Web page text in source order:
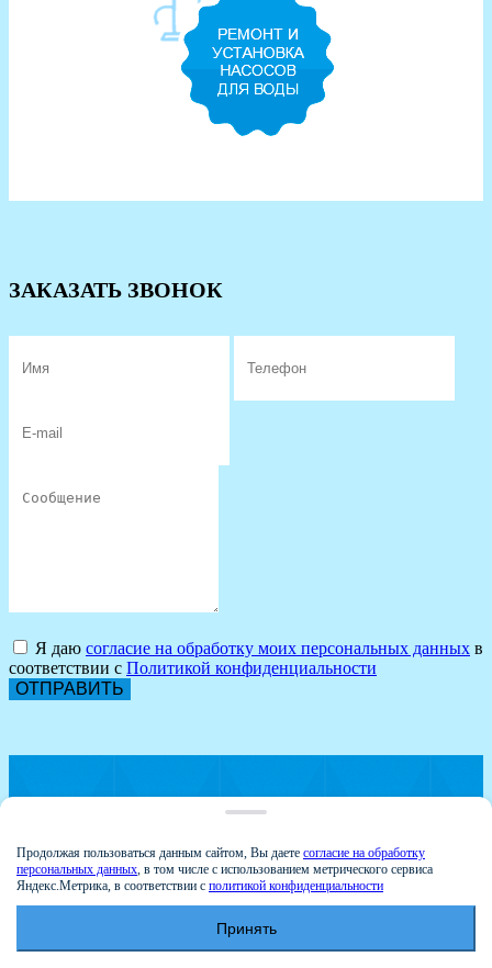
ЗАКАЗАТЬ ЗВОНОК
Я даю согласие на обработку моих персональных данных в
соответствии с Политикой конфиденциальности
ОТПРАВИТЬ
г. Оренбург, ул.Транспортная 8
voda565@mail.ru
Продолжая пользоваться данным сайтом, Вы даете согласие на обработку
персональных данных, в том числе с использованием метрического сервиса
Яндекс.Метрика, в соответствии с политикой конфиденциальности
Принять